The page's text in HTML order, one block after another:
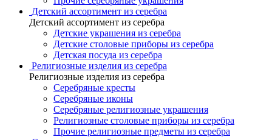
Детский ассортимент из серебра
Детский ассортимент из серебра
Детские украшения из серебра
Детские столовые приборы из серебра
Детская посуда из серебра
Религиозные изделия из серебра
Религиозные изделия из серебра
Серебряные кресты
Серебряные иконы
Серебряные религиозные украшения
Религиозные столовые приборы из серебра
Прочие религиозные предметы из серебра